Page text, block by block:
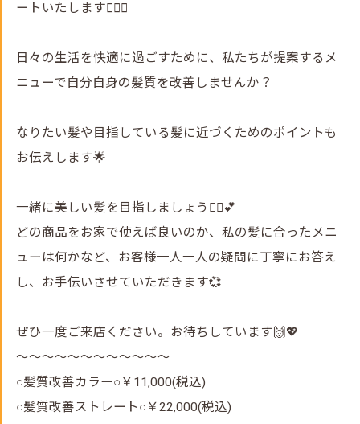
ートいたします💇‍♀️✨
日々の生活を快適に過ごすために、私たちが提案するメ
ニューで自分自身の髪質を改善しませんか？
なりたい髪や目指している髪に近づくためのポイントも
お伝えします🌟
一緒に美しい髪を目指しましょう💁‍♀️💕
どの商品をお家で使えば良いのか、私の髪に合ったメニ
ューは何かなど、お客様一人一人の疑問に丁寧にお答え
し、お手伝いさせていただきます💞
ぜひ一度ご来店ください。お待ちしています🙌💖
～～～～～～～～～～～～
○髪質改善カラー○￥11,000(税込)
○髪質改善ストレート○￥22,000(税込)